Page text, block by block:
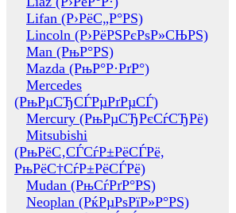
Lifan (Р›РёС„Р°РЅ)
Lincoln (Р›РёРЅРєРѕР»СЊРЅ)
Man (РњР°РЅ)
Mazda (РњР°Р·РґР°)
Mercedes
(РњРµСЂСЃРµРґРµСЃ)
Mercury (РњРµСЂРєСѓСЂРё)
Mitsubishi
(РњРёС‚СЃСѓР±РёСЃРё,
РњРёС†СѓР±РёСЃРё)
Mudan (РњСѓРґР°РЅ)
Neoplan (РќРµРѕРїР»Р°РЅ)